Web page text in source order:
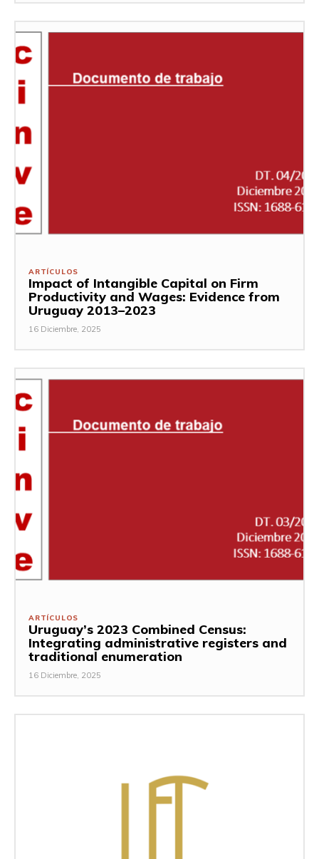
ARTÍCULOS
Impact of Intangible Capital on Firm
Productivity and Wages: Evidence from
Uruguay 2013–2023
16 Diciembre, 2025
ARTÍCULOS
Uruguay’s 2023 Combined Census:
Integrating administrative registers and
traditional enumeration
16 Diciembre, 2025